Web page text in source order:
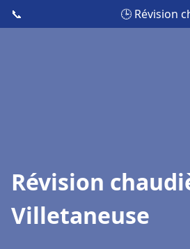
📞 🕒 Révision
Révision
Villetaneuse